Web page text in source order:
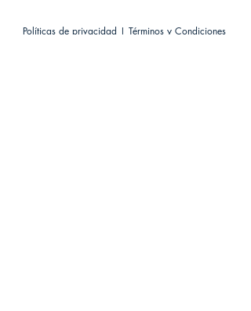
Políticas de privacidad | Términos y Condiciones